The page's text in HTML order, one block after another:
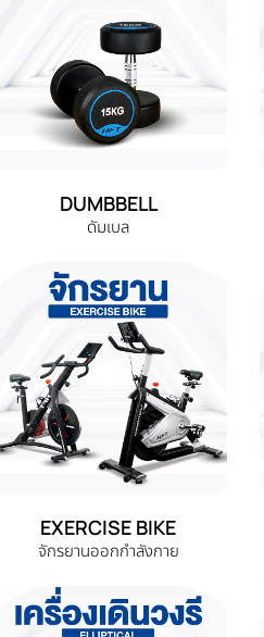
DUMBBELL
ดัมเบล
EXERCISE BIKE
จักรยานออกกำลังกาย